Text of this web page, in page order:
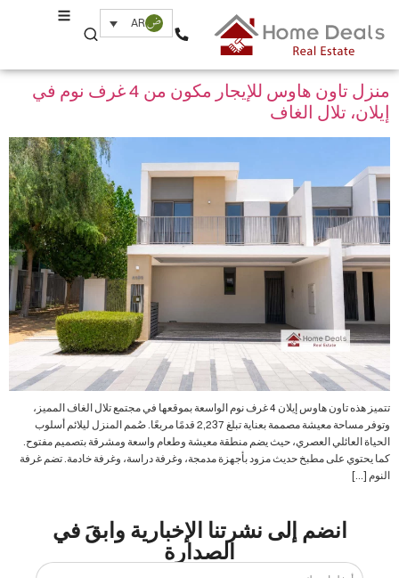
AR Property Amenity: تكييف
مركزي
منزل تاون هاوس للإيجار مكون من 4 غرف نوم في
إيلان، تلال الغاف
تتميز هذه تاون هاوس إيلان 4 غرف نوم الواسعة بموقعها في مجتمع تلال الغاف المميز،
وتوفر مساحة معيشة مصممة بعناية تبلغ 2,237 قدمًا مربعًا. صُمم المنزل ليلائم أسلوب
الحياة العائلي العصري، حيث يضم منطقة معيشة وطعام واسعة ومشرقة بتصميم مفتوح.
كما يحتوي على مطبخ حديث مزود بأجهزة مدمجة، وغرفة دراسة، وغرفة خادمة. تضم غرفة
النوم […]
انضم إلى نشرتنا الإخبارية وابقَ في
الصدارة